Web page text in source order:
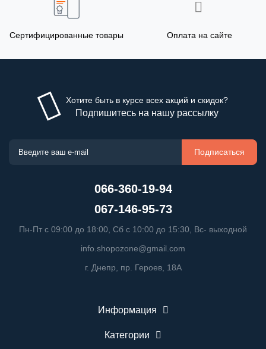
Сертифицированные товары Оплата на сайте
Хотите быть в курсе всех акций и скидок?
Подпишитесь на нашу рассылку
Подписаться
066-360-19-94
067-146-95-73
Пн-Пт с 09:00 до 18:00, Сб с 10:00 до 15:30, Вс- выходной
info.shopozone@gmail.com
г. Днепр, пр. Героев, 18А
Информация
Категории